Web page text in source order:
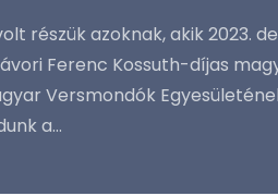
részük azoknak, akik 2023.
Ferenc Kossuth-díjas
Versmondók
a...